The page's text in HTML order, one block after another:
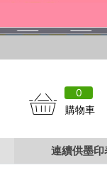
0
購物車
連續供墨印